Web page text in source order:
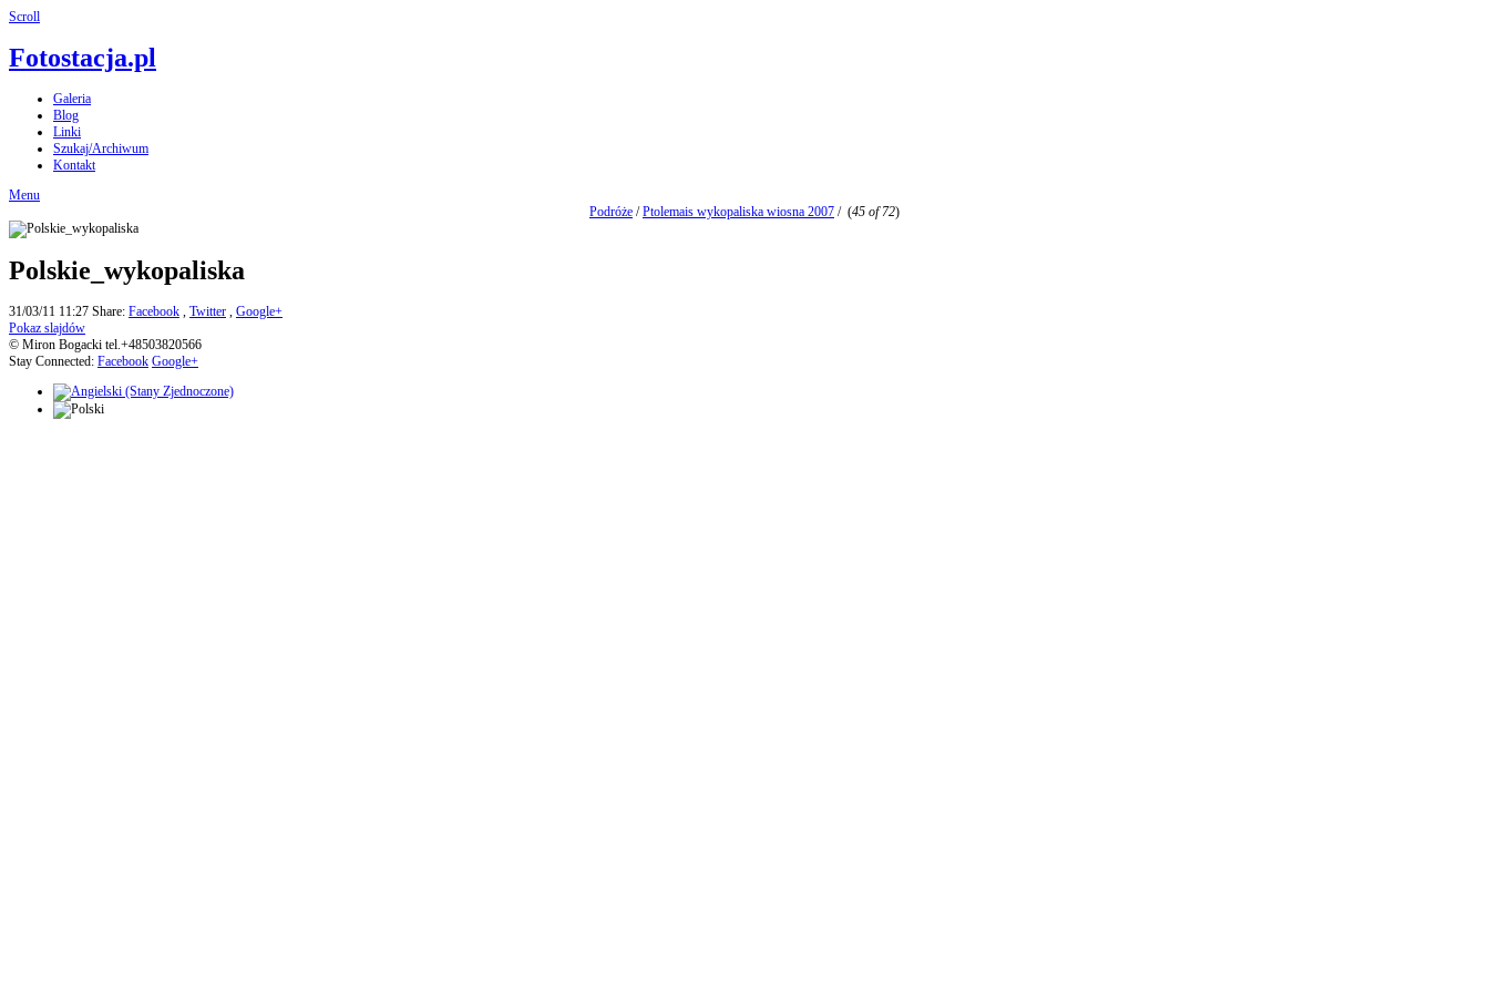
Scroll
Fotostacja.pl
Galeria
Blog
Linki
Szukaj/Archiwum
Kontakt
Menu
Podróże /Ptolemais wykopaliska wiosna 2007 / (45 of 72)
Polskie_wykopaliska
31/03/11 11:27 Share: Facebook , Twitter , Google+
Pokaz slajdów
© Miron Bogacki tel.+48503820566
Stay Connected: Facebook Google+